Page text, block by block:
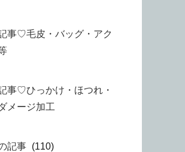
事♡毛皮・バッグ・アク
事♡ひっかけ・ほつれ・
メージ加工
記事 (110)